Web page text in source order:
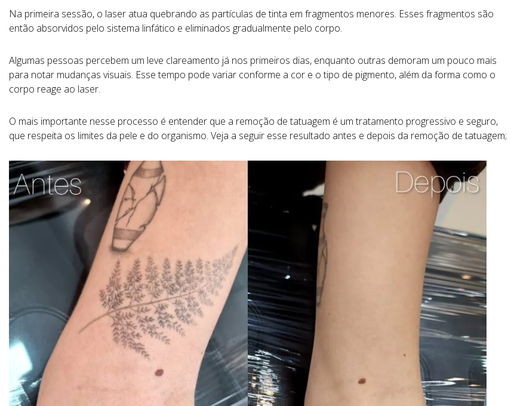
Na primeira sessão, o laser atua quebrando as partículas detinta em fragmentos menores. Esses fragmentos são
então absorvidos pelo sistema linfático e eliminados gradualmente pelo corpo.
Algumas pessoas percebem um leve clareamento já nos primeiros dias, enquanto outras demoram um pouco mais
para notar mudanças visuais. Essetempo pode variar conforme a cor e otipo de pigmento, além da forma como o
corpo reage ao laser.
O mais importante nesse processo é entender que a remoção detatuagem é umtratamento progressivo e seguro,
que respeita os limites da pele e do organismo. Veja a seguir esse resultado antes e depois da remoção de tatuagem;